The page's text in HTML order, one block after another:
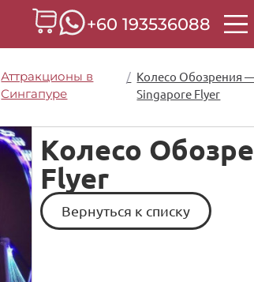
+60 193536088
Аттракционы в
Сингапуре
/ Колесо Обозрения
Singapore Flyer
Колесо
Flyer
Вернуться к списку